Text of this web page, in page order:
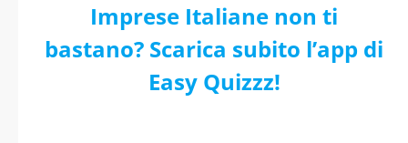
Imprese Italiane non ti
bastano? Scarica subito l’app di
Easy Quizzz!